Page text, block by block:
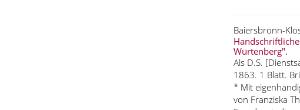
Baiersbronn-
Würtenberg".
Als D.S.
1863. 1 Blatt.
* Mit
von Franziska